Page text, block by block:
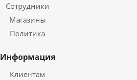
Сотрудники
Магазины
Политика
Информация
Клиентам